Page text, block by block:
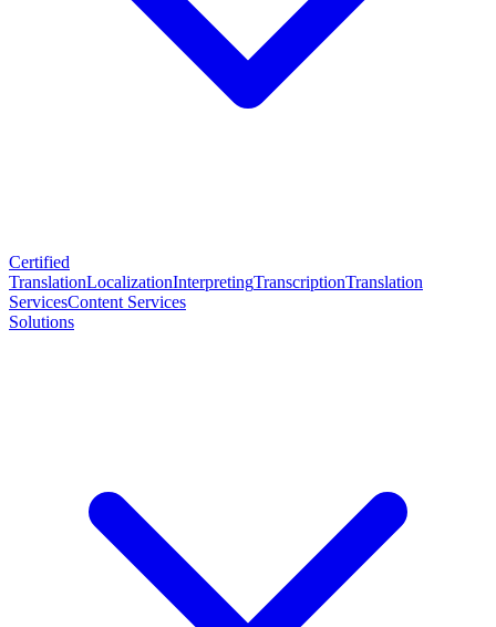
Certified
TranslationLocalizationInterpretingTranscriptionTranslation
ServicesContent Services
Solutions